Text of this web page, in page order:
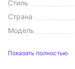
Стиль
Страна
Модель
Показать полностью